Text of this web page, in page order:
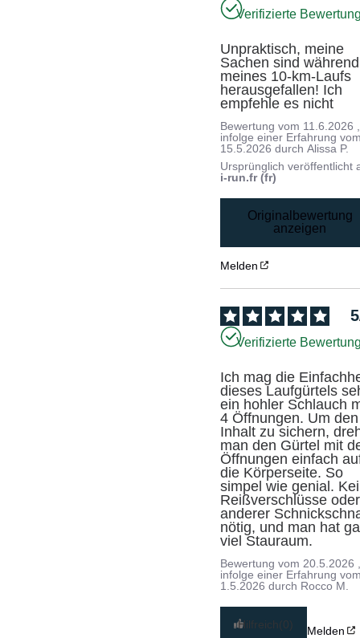
Verifizierte
Unpraktisch, meine
Sachen sind während
meines 10-km-Laufs
herausgefallen! Ich
empfehle es nicht
Bewertung vom 11.6.2026
infolge einer Erfahrung
15.5.2026 durchAlissa P.
Ursprünglich veröffentlicht
i-run.fr (fr)
Originalbewertung
anzeigen
Melden
5
Verifizierte
Ich mag die
dieses Laufgürtels
ein hohler Schlauch
4 Öffnungen. Um den
Inhalt zu sichern,
man den Gürtel mit
Öffnungen einfach
die Körperseite. So
simpel wie genial.
Reißverschlüsse oder
anderer
nötig, und man hat
viel Stauraum.
Bewertung vom 20.5.2026
infolge einer Erfahrung
1.5.2026 durch Rocco M.
Hilfreich(0) Melden